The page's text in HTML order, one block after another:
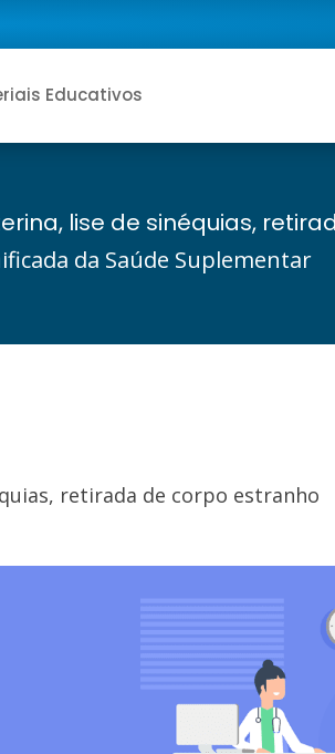
Educativos
lise de sinéquias,
da Saúde Suplementar
retirada de corpo estranho